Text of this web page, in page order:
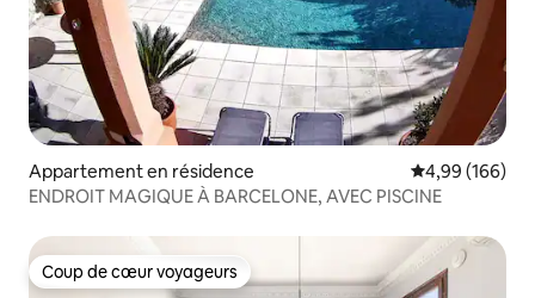
Appartement en résidence Évaluation
4,99 (166)
ENDROIT MAGIQUE À BARCELONE, AVEC PISCINE
Coup de cœur voyageurs
Coup de cœur voyageurs